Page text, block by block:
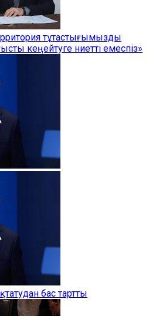
тұтастығымызды
кеңейтуге ниетті емеспіз»
бас тартты